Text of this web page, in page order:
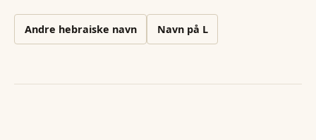
Andre hebraiske navn Navn på L